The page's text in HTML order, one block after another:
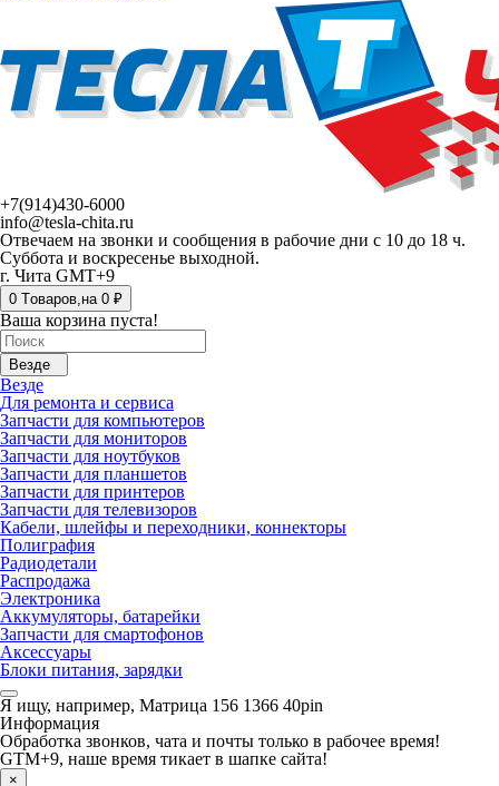
+7(914)430-6000
info@tesla-chita.ru
Отвечаем на звонки и сообщения в рабочие дни с 10 до 18 ч.
Суббота и воскресенье выходной.
г. Чита GMT+9
0 Tоваров,на 0 ₽
Ваша корзина пуста!
Везде
Везде
Для ремонта и сервиса
Запчасти для компьютеров
Запчасти для мониторов
Запчасти для ноутбуков
Запчасти для планшетов
Запчасти для принтеров
Запчасти для телевизоров
Кабели, шлейфы и переходники, коннекторы
Полиграфия
Радиодетали
Распродажа
Электроника
Аккумуляторы, батарейки
Запчасти для смартофонов
Аксессуары
Блоки питания, зарядки
Я ищу, например, Матрица 156 1366 40pin
Информация
Обработка звонков, чата и почты только в рабочее время!
GTM+9, наше время тикает в шапке сайта!
×